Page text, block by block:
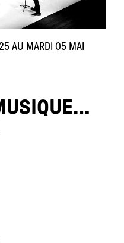
AU MARDI 05 MAI